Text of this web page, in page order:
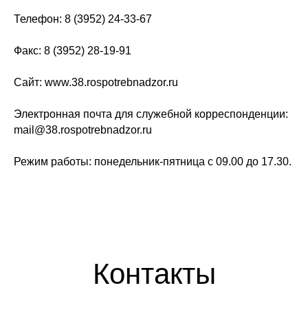
Телефон: 8 (3952) 24-33-67
Факс: 8 (3952) 28-19-91
Сайт: www.38.rospotrebnadzor.ru
Электронная почта для служебной корреспонденции:
mail@38.rospotrebnadzor.ru
Режим работы: понедельник-пятница с 09.00 до 17.30.
Контакты